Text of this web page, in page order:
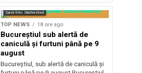
Sursă foto: Shutterstock
TOP NEWS 18 ore ago
Bucureștiul sub alertă de
caniculă și furtuni până pe 9
august
Bucureștiul, sub alertă de caniculă și